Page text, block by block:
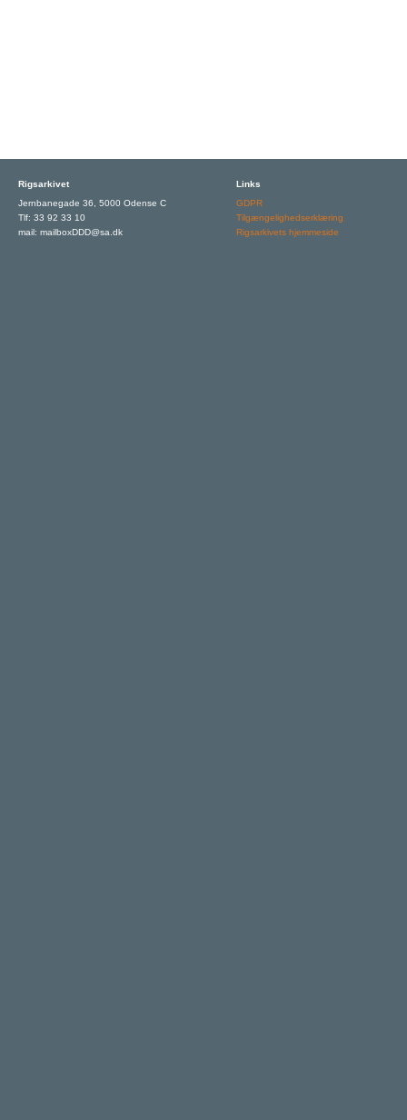
Rigsarkivet
Jernbanegade 36, 5000 Odense C
Tlf: 33 92 33 10
mail: mailboxDDD@sa.dk
Links
GDPR
Tilgængelighedserklæring
Rigsarkivets hjemmeside